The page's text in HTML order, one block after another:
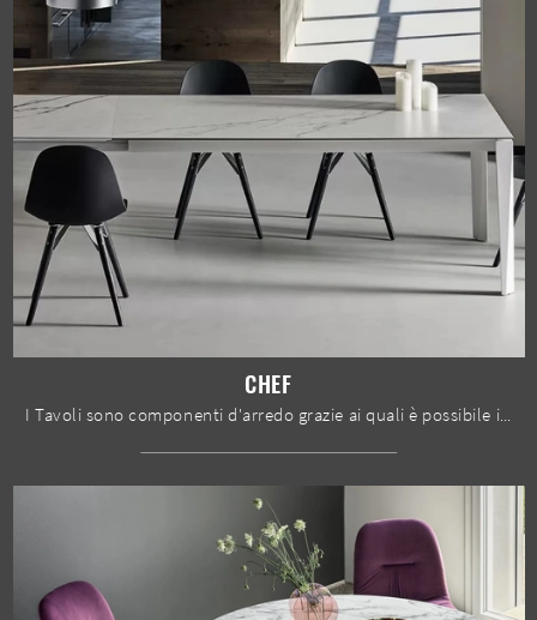
CHEF
I Tavoli sono componenti d'arredo grazie ai quali è possibile impreziosire il living, la zona cucina o anche altri locali domestici, grazie a ...